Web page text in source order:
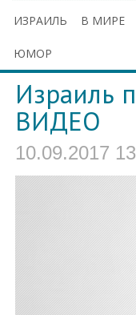
ИЗРАИЛЬ В МИРЕ
ЮМОР
Израиль
ВИДЕО
10.09.2017